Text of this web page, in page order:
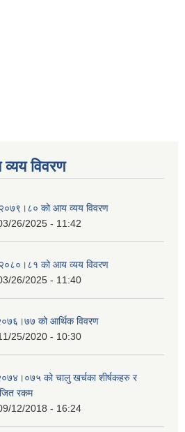
विवरण
को आय व्यय विवरण
26/2025 - 11:42
को आय व्यय विवरण
26/2025 - 11:40
को आर्थिक विवरण
25/2020 - 10:30
को चालु खर्चका शीर्षकहरु र
रकम
12/2018 - 16:24